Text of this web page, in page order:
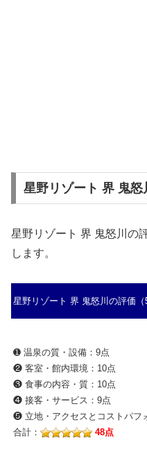
星野リゾート 界 鬼怒
星野リゾート 界 鬼怒川の
します。
星野リゾート 界 鬼怒川の評価（
➊ 温泉の質・設備：9点
❷ 客室・館内環境：10点
❸ 食事の内容・質：10点
❹ 接客・サービス：9点
❺ 立地・アクセスとコストパフ
合計：
48点